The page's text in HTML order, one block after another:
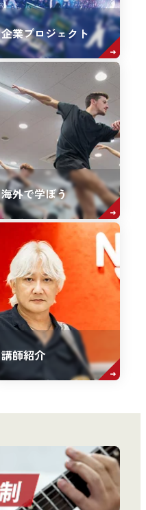
企業プロジェクト
海外で学ぼう
講師紹介